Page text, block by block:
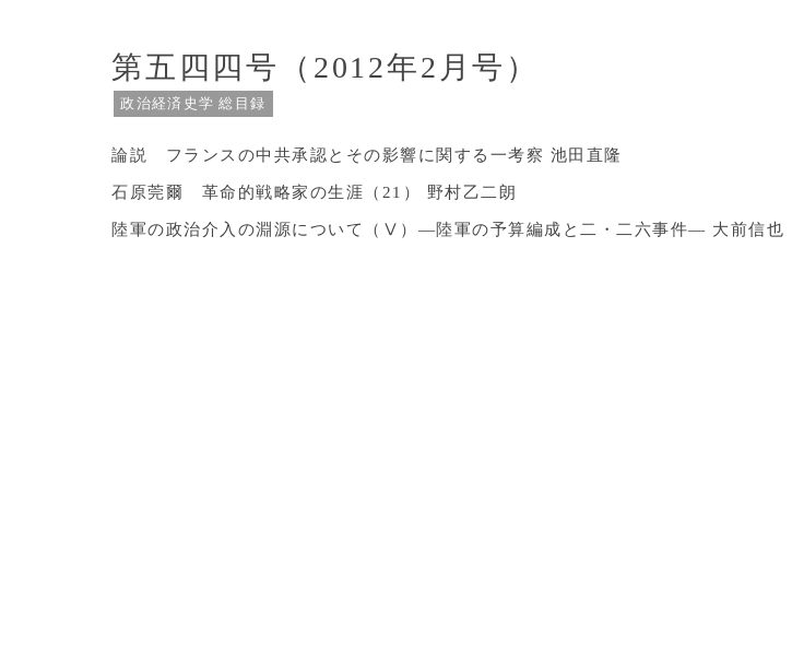
第五四四号（2012年2月号）
政治経済史学 総目録
論説 フランスの中共承認とその影響に関する一考察 池田直隆
石原莞爾 革命的戦略家の生涯（21） 野村乙二朗
陸軍の政治介入の淵源について（Ⅴ）―陸軍の予算編成と二・二六事件― 大前信也